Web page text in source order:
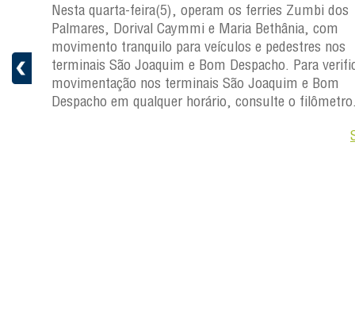
a
Nesta quarta-feira(5), operam os ferries Zumbi dos
Palmares, Dorival Caymmi e Maria Bethânia, com
movimento tranquilo para veículos e pedestres nos
terminais São Joaquim e Bom Despacho. Para
movimentação nos terminais São Joaquim e Bom
Despacho em qualquer horário, consulte o